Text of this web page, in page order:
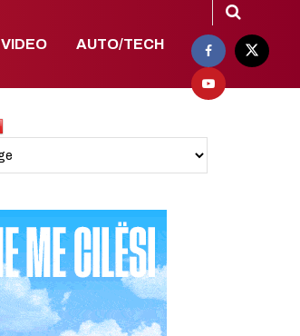
VIDEO AUTO/TECH